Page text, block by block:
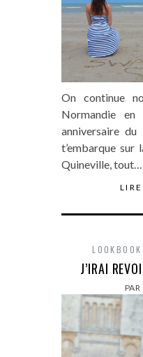
On continue
Normandie en
anniversaire du
t’embarque
Quineville, tout…
LOOKBOOK
J’IRAI
PAR